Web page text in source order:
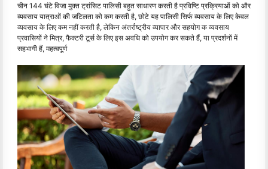
चीन 144 घंटे विजा मुक्त ट्रांसिट पालिसी बहुत साधारण करती है प्रविष्टि प्रक्रियाओं को और
व्यवसाय यात्राओं की जटिलता को कम करती है, छोटे यह पालिसी सिर्फ व्यवसाय के लिए केवल
व्यवसाय के लिए कम नहीं करती है, लेकिन अंतर्राष्ट्रीय व्यापार और सहयोग क व्यवसाय
प्रवासियों ने मित्र, फैक्टरी टूर्स के लिए इस अवधि को उपयोग कर सकते हैं, या प्रदर्शनों में
सहभागी हैं, महत्वपूर्ण